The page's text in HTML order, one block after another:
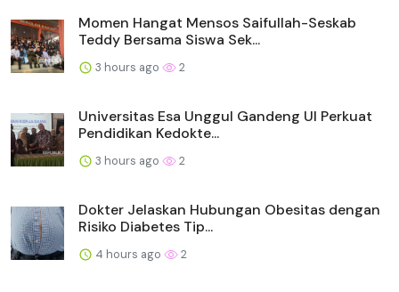
Momen Hangat Mensos Saifullah-Seskab
Teddy Bersama Siswa Sek...
3 hours ago 2
Universitas Esa Unggul Gandeng UI Perkuat
Pendidikan Kedokte...
3 hours ago 2
Dokter Jelaskan Hubungan Obesitas dengan
Risiko Diabetes Tip...
4 hours ago 2